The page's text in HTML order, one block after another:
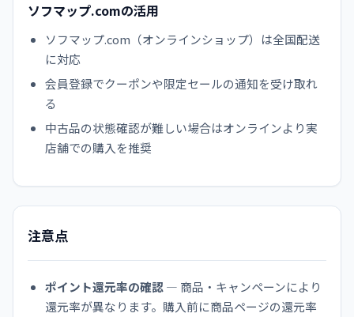
ソフマップ.comの活用
ソフマップ.com（オンラインショップ）は全国配送
に対応
会員登録でクーポンや限定セールの通知を受け取れ
る
中古品の状態確認が難しい場合はオンラインより実
店舗での購入を推奨
注意点
ポイント還元率の確認— 商品・キャンペーンにより
還元率が異なります。購入前に商品ページの還元率